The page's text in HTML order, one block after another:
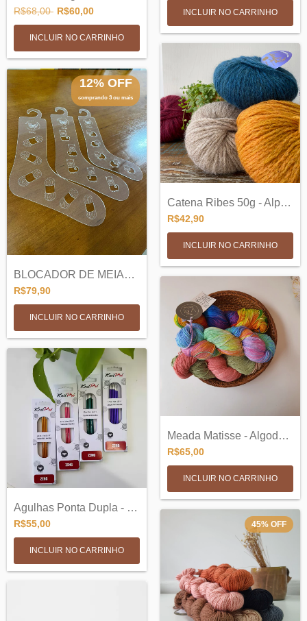
R$68,00 R$60,00
INCLUIR NO CARRINHO
INCLUIR NO CARRINHO
12% OFF
comprando 3 ou mais
BLOCADOR DE MEIAS MARIPOSAS
R$79,90
INCLUIR NO CARRINHO
Catena Ribes 50g - Alpaca e Poliamida
R$42,90
INCLUIR NO CARRINHO
Agulhas Ponta Dupla - 5 Agulhas para Tri...
R$55,00
INCLUIR NO CARRINHO
Meada Matisse - Algodao 150g
R$65,00
INCLUIR NO CARRINHO
45% OFF